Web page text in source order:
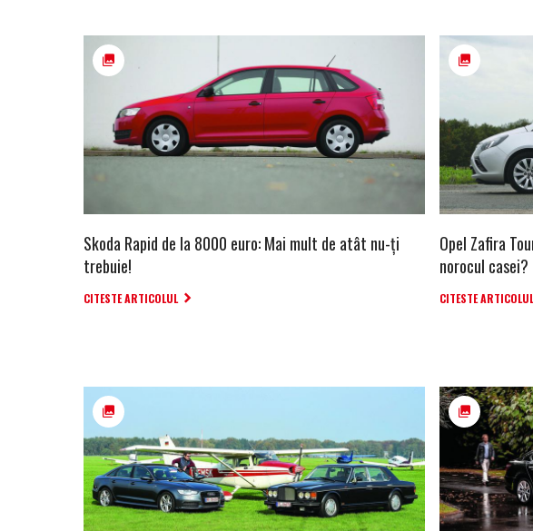
Skoda Rapid de la 8000 euro: Mai mult de atât nu-ți
trebuie!
CITESTE ARTICOLUL
Opel Zafira
norocul casei?
CITESTE ARTICOLUL